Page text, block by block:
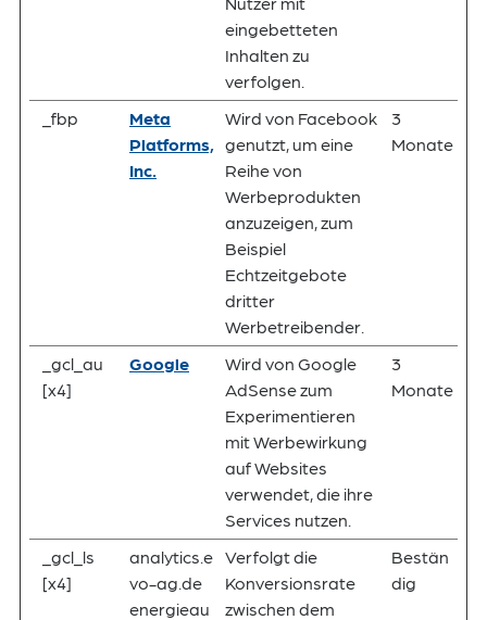
eingebetteten
Inhalten zu
verfolgen.
_fbp
Meta
Platforms,
Inc.
Wird von Facebook
genutzt, um eine
Reihe von
Werbeprodukten
anzuzeigen, zum
Beispiel
Echtzeitgebote
dritter
Werbetreibender.
3
Monate
_gcl_au
[x4]
Google
Wird von Google
AdSense zum
Experimentieren
mit Werbewirkung
auf Websites
verwendet, die ihre
Services nutzen.
3
Monate
_gcl_ls
[x4]
analytics.e
vo-ag.de
energieau
Verfolgt die
Konversionsrate
zwischen dem
Bestän
dig